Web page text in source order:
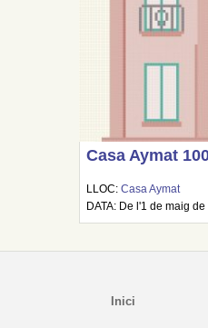
Casa Aymat
LLOC:Casa Aymat
DATA: De l'1 de maig
Inici